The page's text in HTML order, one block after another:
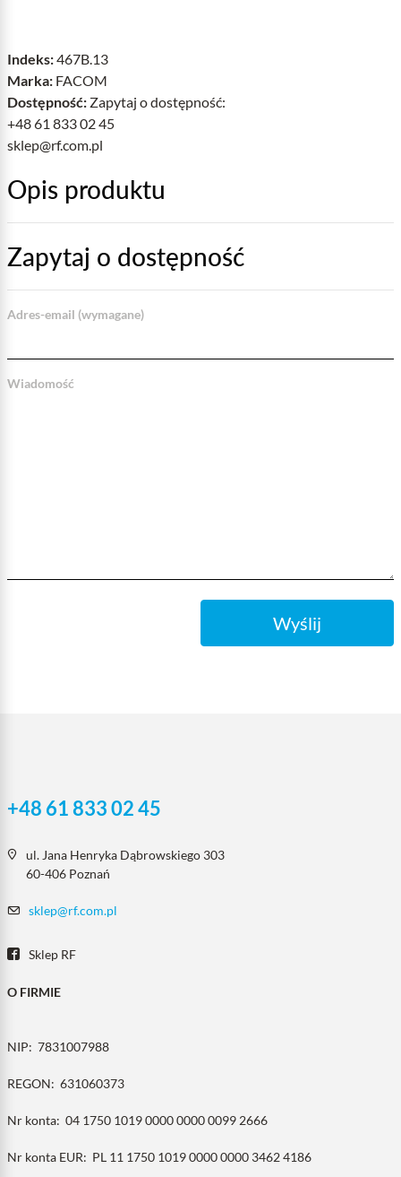
Indeks:467B.13
Marka: FACOM
Dostępność: Zapytaj o dostępność:
+48 61 833 02 45
sklep@rf.com.pl
Opis produktu
Zapytaj o dostępność
Adres-email (wymagane)
Wiadomość
Wyślij
+48 61 833 02 45
ul. Jana Henryka Dąbrowskiego 303
60-406 Poznań
sklep@rf.com.pl
Sklep RF
O FIRMIE
NIP: 7831007988
REGON: 631060373
Nr konta: 04 1750 1019 0000 0000 0099 2666
Nr konta EUR: PL 11 1750 1019 0000 0000 3462 4186